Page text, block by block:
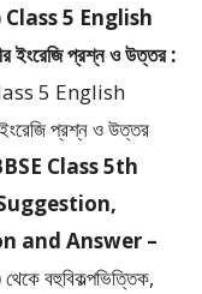
5 English
প্রশ্ন ও উত্তর :
5 English
প্রশ্ন ও উত্তর
Class 5th
and Answer –
থেকেবহুবিকল্পভিত্তিক,